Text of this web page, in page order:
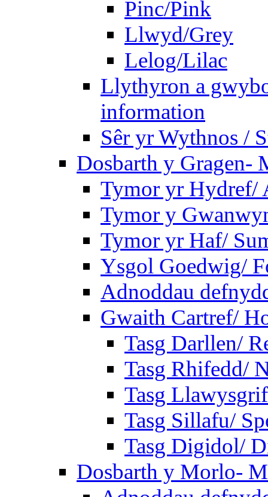
Pinc/Pink
Llwyd/Grey
Lelog/Lilac
Llythyron a
information
Sêr yr Wythnos /
Dosbarth y Gragen-
Tymor yr Hydref/
Tymor y
Tymor yr Haf/
Ysgol Goedwig/
Adnoddau
Gwaith Cartref/
Tasg Darllen/
Tasg Rhifedd/
Tasg
Tasg Sillafu/
Tasg Digidol/
Dosbarth y Morlo-